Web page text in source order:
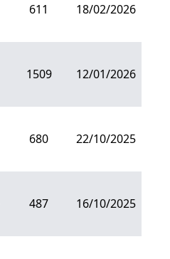
611 18/02/2026
1509 12/01/2026
680 22/10/2025
487 16/10/2025